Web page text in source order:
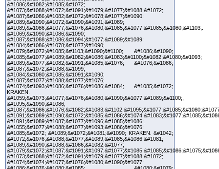
&#1086;&#1082;&#1085;&#1072;
&#1073;&#1088;&#1072;&#1091;&#1079;&#1077;&#1088;&#1072;
&#1087;&#1086;&#1082;&#1072;&#1078;&#1077;&#1090;
&#1089;&#1090;&#1072;&#1090;&#1091;&#1089;
&#1089;&#1086;&#1077;&#1076;&#1080;&#1085;&#1077;&#1085;&#1080;&#1103;.
&#1069;&#1090;&#1086;&#1090;
&#1087;&#1088;&#1086;&#1094;&#1077;&#1089;&#1089;
&#1084;&#1086;&#1078;&#1077;&#1090;
&#1079;&#1072;&#1085;&#1103;&#1090;&#1100; &#1086;&#1090;
&#1085;&#1077;&#1089;&#1082;&#1086;&#1083;&#1100;&#1082;&#1080;&#1093;
&#1089;&#1077;&#1082;&#1091;&#1085;&#1076; &#1076;&#1086;
&#1087;&#1072;&#1088;&#1099;
&#1084;&#1080;&#1085;&#1091;&#1090;
&#1087;&#1077;&#1088;&#1077;&#1076;
&#1074;&#1093;&#1086;&#1076;&#1086;&#1084; &#1085;&#1072;
KRAKEN.
&#1059;&#1073;&#1077;&#1076;&#1080;&#1090;&#1077;&#1089;&#1100;,
&#1095;&#1090;&#1086;
&#1091;&#1089;&#1087;&#1077;&#1096;&#1085;&#1086;.
&#1055;&#1077;&#1088;&#1077;&#1093;&#1086;&#1076;
&#1085;&#1072; &#1089;&#1072;&#1081;&#1090; KRAKEN. &#1042;
&#1072;&#1076;&#1088;&#1077;&#1089;&#1085;&#1086;&#1081;
&#1089;&#1090;&#1088;&#1086;&#1082;&#1077;
&#1073;&#1088;&#1072;&#1091;&#1079;&#1077;&#1088;&#1072;
&#1074;&#1074;&#1077;&#1076;&#1080;&#1090;&#1077;